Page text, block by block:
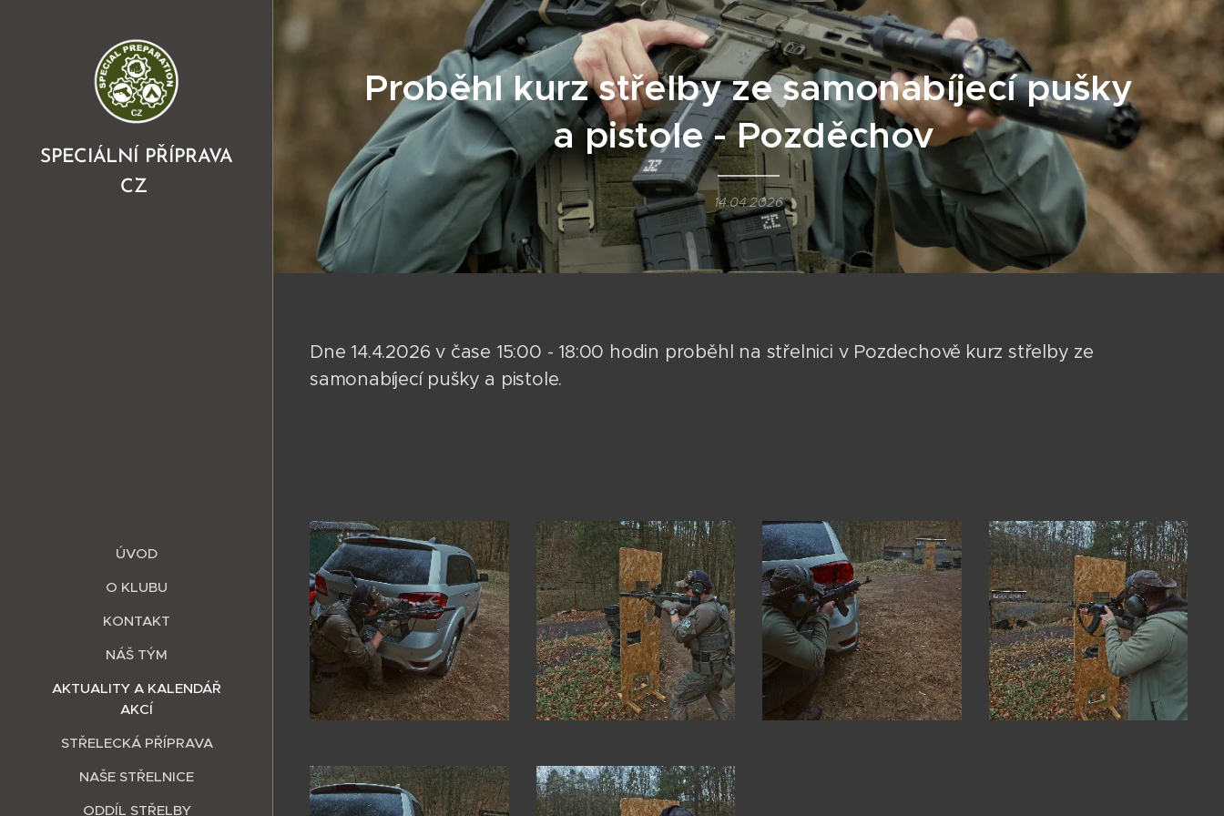
SPECIÁLNÍ PŘÍPRAVA
CZ
ÚVOD
O KLUBU
KONTAKT
NÁŠ TÝM
AKTUALITY A KALENDÁŘ
AKCÍ
STŘELECKÁ PŘÍPRAVA
NAŠE STŘELNICE
ODDÍL STŘELBY
Proběhl kurz střelby ze samonabíjecí pušky
a pistole - Pozděchov
14.04.2026
Dne 14.4.2026 v čase 15:00 - 18:00 hodin proběhl na střelnici v Pozdechově kurz střelby ze
samonabíjecí pušky a pistole.